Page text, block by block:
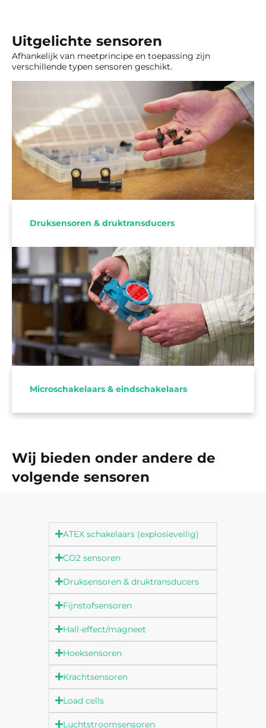
Uitgelichte sensoren
Afhankelijk van meetprincipe en toepassing zijn
verschillende typen sensoren geschikt.
Een uitgebreid leveringspakket board mount
druksensoren van 0 tot 10 bar, waaronder de meest
nauwkeurige druksensoren wereldwijd. Daarnaast
ook interessante druktransducers tot 70 bar.
Druksensoren & druktransducers
Met Honeywell MICROSWITCH™ een veelzijdig
leveringspakket betrouwbare microschakelaars en
eindschakelaars voor veeleisende toepassingen.
Microschakelaars & eindschakelaars
Wij bieden onder andere de
volgende sensoren
ATEX schakelaars (explosieveilig)
CO2 sensoren
Druksensoren & druktransducers
Fijnstofsensoren
Hall-effect/magneet
Hoeksensoren
Krachtsensoren
Load cells
Luchtstroomsensoren